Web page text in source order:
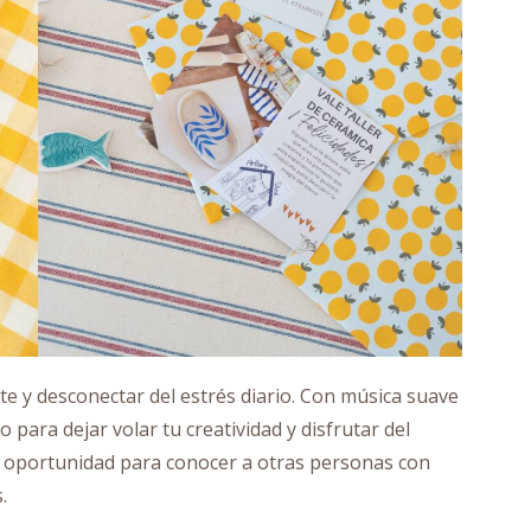
y desconectar del estrés diario. Con música suave
para dejar volar tu creatividad y disfrutar del
para conocer a otras personas con